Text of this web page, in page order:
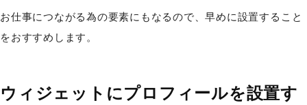
お仕事につながる為の要素にもなるので、早めに設置すること
をおすすめします。
ウィジェットにプロフィールを設置す